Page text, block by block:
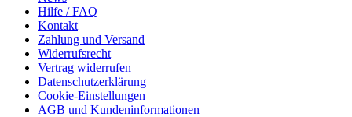
Hilfe / FAQ
Kontakt
Zahlung und Versand
Widerrufsrecht
Vertrag widerrufen
Datenschutzerklärung
Cookie-Einstellungen
AGB und Kundeninformationen